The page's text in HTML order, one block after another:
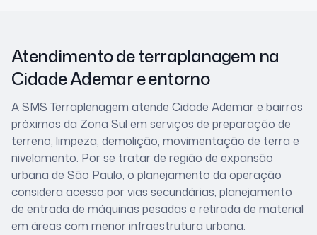
Atendimento de terraplanagem na
Cidade Ademare entorno
A SMS Terraplenagem atende Cidade Ademare bairros
próximos da Zona Sul em serviços de preparação de
terreno, limpeza, demolição, movimentação de terra e
nivelamento. Por se tratar de região de expansão
urbana de São Paulo, o planejamento da operação
considera acesso por vias secundárias, planejamento
de entrada de máquinas pesadas e retirada de material
em áreas com menor infraestrutura urbana.